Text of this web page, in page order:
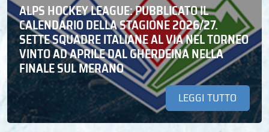
ALPS HOCKEY LEAGUE: PUBBLICATO IL
CALENDARIO DELLA STAGIONE 2026/27.
SETTE SQUADRE ITALIANE AL VIA NEL TORNEO
VINTO AD APRILE DAL GHERDEINA NELLA
FINALE SUL MERANO
LEGGI TUTTO